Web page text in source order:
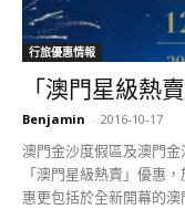
行旅優惠情報
「澳門星級熱
Benjamin - 2016-10-17
澳門金沙度假區及澳門
「澳門星級熱賣」優惠
惠更包括於全新開幕的